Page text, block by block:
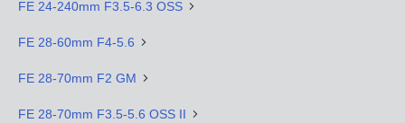
FE 24-240mm F3.5-6.3 OSS
FE 28-60mm F4-5.6
FE 28-70mm F2 GM
FE 28-70mm F3.5-5.6 OSS II